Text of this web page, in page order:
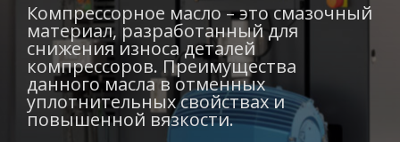
Компрессорное масло – это смазочный
материал, разработанный для
снижения износа деталей
компрессоров. Преимущества
данного масла в отменных
уплотнительных свойствах и
повышенной вязкости.